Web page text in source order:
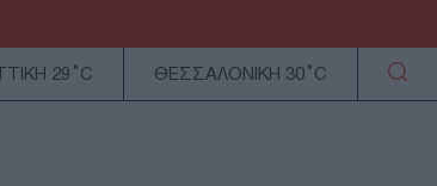
29°C ΘΕΣΣΑΛΟΝΙΚΗ 30°C